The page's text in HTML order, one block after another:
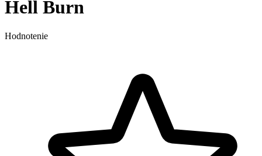
Hell Burn
Hodnotenie